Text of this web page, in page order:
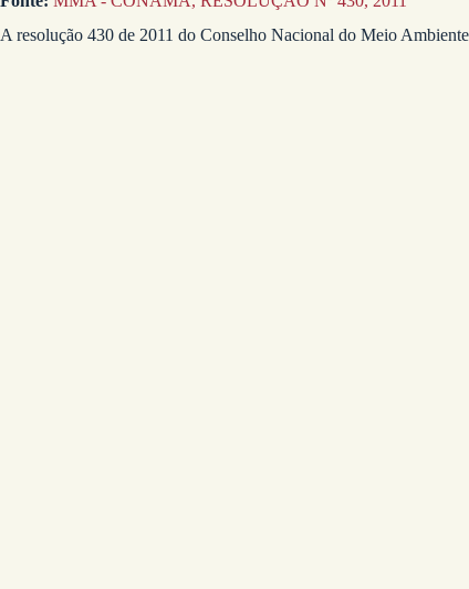
A resolução 430 de 2011 do Conselho Nacional do Meio